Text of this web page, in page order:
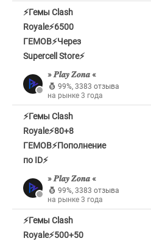
⚡Гемы Clash
Royale⚡6500
ГЕМОВ⚡Через
Supercell Store⚡
» 𝑷𝒍𝒂𝒚 𝒁𝒐𝒏𝒂 «
99%, 3383 отзыва
на рынке 3 года
⚡Гемы Clash
Royale⚡80+8
ГЕМОВ⚡Пополнение
по ID⚡
» 𝑷𝒍𝒂𝒚 𝒁𝒐𝒏𝒂 «
99%, 3383 отзыва
на рынке 3 года
⚡Гемы Clash
Royale⚡500+50